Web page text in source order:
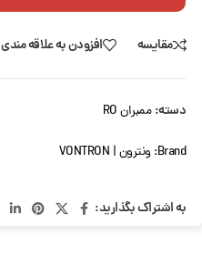
مقایسه افزودن به علاقه مندی
دسته: ممبران RO
Brand: ونترون | VONTRON
به اشتراک بگذارید: